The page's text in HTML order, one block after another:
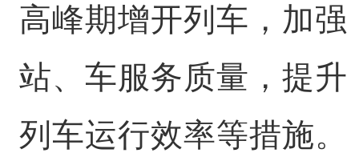
高峰期增开列车，加强
站、车服务质量，提升
列车运行效率等措施。